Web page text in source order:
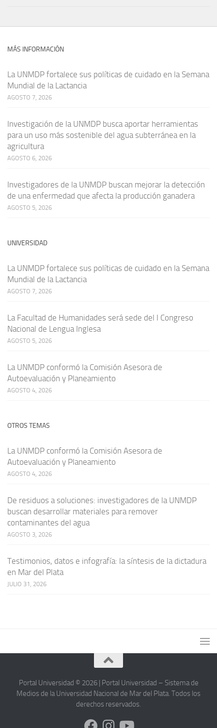
MÁS INFORMACIÓN
La UNMDP fortalece sus políticas de cuidado en la Semana
Mundial de la Lactancia
AGOSTO 7, 2026
Investigación de la UNMDP busca aportar herramientas
para un uso más sostenible del agua subterránea en la
agricultura
AGOSTO 6, 2026
Investigadores de la UNMDP buscan mejorar la detección
de una enfermedad que afecta la producción ganadera
AGOSTO 5, 2026
UNIVERSIDAD
La UNMDP fortalece sus políticas de cuidado en la Semana
Mundial de la Lactancia
AGOSTO 7, 2026
La Facultad de Humanidades será sede del I Congreso
Nacional de Lengua Inglesa
AGOSTO 5, 2026
La UNMDP conformó la Comisión Asesora de
Autoevaluación y Planeamiento
AGOSTO 4, 2026
OTROS TEMAS
La UNMDP conformó la Comisión Asesora de
Autoevaluación y Planeamiento
AGOSTO 4, 2026
De residuos a soluciones: investigadores de la UNMDP
buscan desarrollar materiales para remover
contaminantes del agua
AGOSTO 3, 2026
Testimonios, datos e infografía: la síntesis de la dictadura
en Mar del Plata
JULIO 31, 2026
Portal Universidad © 2026 | Portal Universidad – Sistema de
Medios de la Universidad Nacional de Mar del Plata. Todos los
derechos reservados.